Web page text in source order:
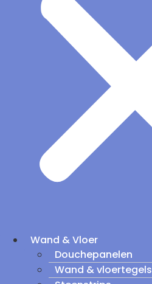
Wand & Vloer
Douchepanelen
Wand & vloertegels